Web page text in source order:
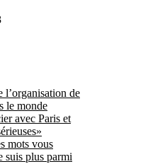
l’organisation de
le monde
avec Paris et
mots vous
suis plus parmi